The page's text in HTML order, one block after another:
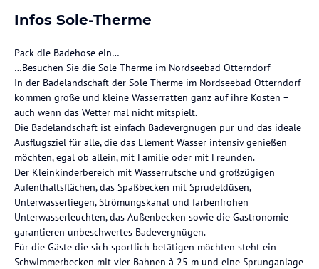
Infos Sole-Therme
Pack die Badehose ein…
…Besuchen Sie die Sole-Therme im Nordseebad Otterndorf
In der Badelandschaft der Sole-Therme im Nordseebad Otterndorf
kommen große und kleine Wasserratten ganz auf ihre Kosten –
auch wenn das Wetter mal nicht mitspielt.
Die Badelandschaft ist einfach Badevergnügen pur und das ideale
Ausflugsziel für alle, die das Element Wasser intensiv genießen
möchten, egal ob allein, mit Familie oder mit Freunden.
Der Kleinkinderbereich mit Wasserrutsche und großzügigen
Aufenthaltsflächen, das Spaßbecken mit Sprudeldüsen,
Unterwasserliegen, Strömungskanal und farbenfrohen
Unterwasserleuchten, das Außenbecken sowie die Gastronomie
garantieren unbeschwertes Badevergnügen.
Für die Gäste die sich sportlich betätigen möchten steht ein
Schwimmerbecken mit vier Bahnen à 25 m und eine Sprunganlage